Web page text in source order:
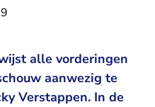
alle vorderingen
aanwezig te
Verstappen. In de